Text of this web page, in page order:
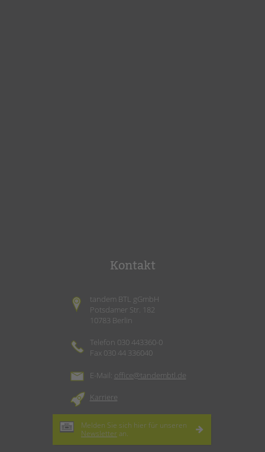
Kontakt
tandem BTL gGmbH
Potsdamer Str. 182
10783 Berlin
Telefon 030 443360-0
Fax 030 44 336040
E-Mail: office@tandembtl.de
Karriere
Melden Sie sich hier für unseren
Newsletter an.